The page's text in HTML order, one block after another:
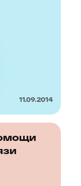
11.09.2014